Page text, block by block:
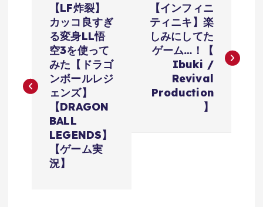
ビ
【LF炸裂】
カッコ良すぎ
る変身LL悟
空3を使って
みた【ドラゴ
ンボールレジ
ェンズ】
【DRAGON
BALL
LEGENDS】
【ゲーム実
況】
【インフィニ
ティニキ】楽
しみにしてた
ゲーム…！【
Ibuki /
Revival
Production
】